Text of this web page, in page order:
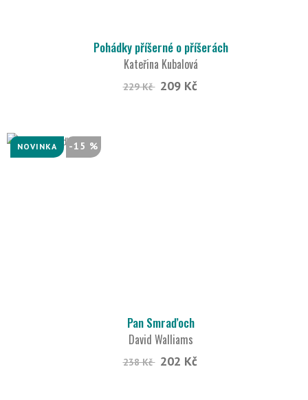
Pohádky příšerné o příšerách
Kateřina Kubalová
229 Kč 209 Kč
NOVINKA -15 %
Pan Smraďoch
David Walliams
238 Kč 202 Kč